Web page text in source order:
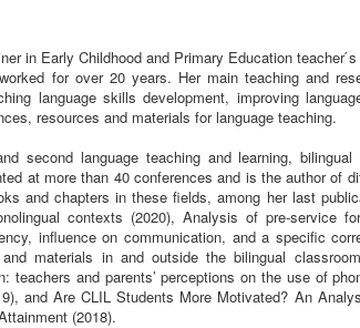
in Early Childhood and Primary Education teacher
for over 20 years. Her main teaching and
language skills development, improving
resources and materials for language teaching.
second language teaching and learning, bilingual
at more than 40 conferences and is the author of
and chapters in these fields, among her last
contexts (2020), Analysis of pre-service
influence on communication, and a specific
materials in and outside the bilingual
teachers and parents’ perceptions on the use of
and Are CLIL Students More Motivated? An
(2018).